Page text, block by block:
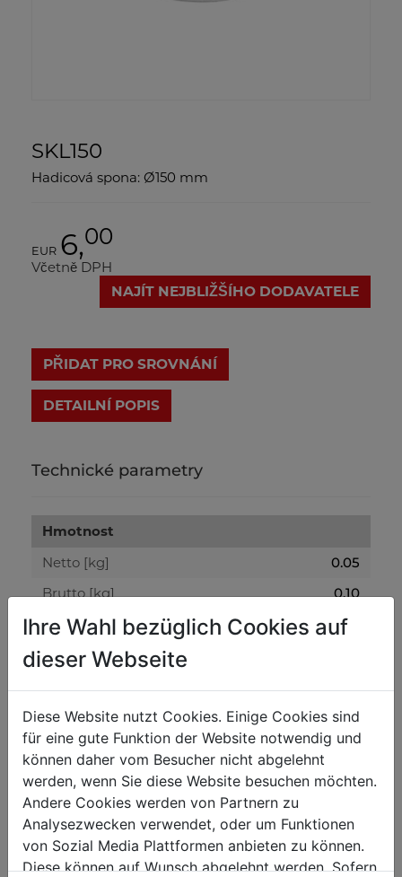
SKL150
Hadicová spona: Ø150 mm
EUR 6,00
Včetně DPH
NAJÍT NEJBLIŽŠÍHO DODAVATELE
PŘIDAT PRO SROVNÁNÍ
DETAILNÍ POPIS
Technické parametry
Hmotnost
Netto [kg]
0.05
Brutto [kg]
0.10
Šířka balení [mm]
164
Délka balení [mm]
175
Obecné údaje
Kód EAN
9120058374425
Ihre Wahl bezüglich Cookies auf
dieser Webseite
Diese Website nutzt Cookies. Einige Cookies sind
für eine gute Funktion der Website notwendig und
können daher vom Besucher nicht abgelehnt
werden, wenn Sie diese Website besuchen möchten.
Andere Cookies werden von Partnern zu
Analysezwecken verwendet, oder um Funktionen
von Sozial Media Plattformen anbieten zu können.
Diese können auf Wunsch abgelehnt werden. Sofern